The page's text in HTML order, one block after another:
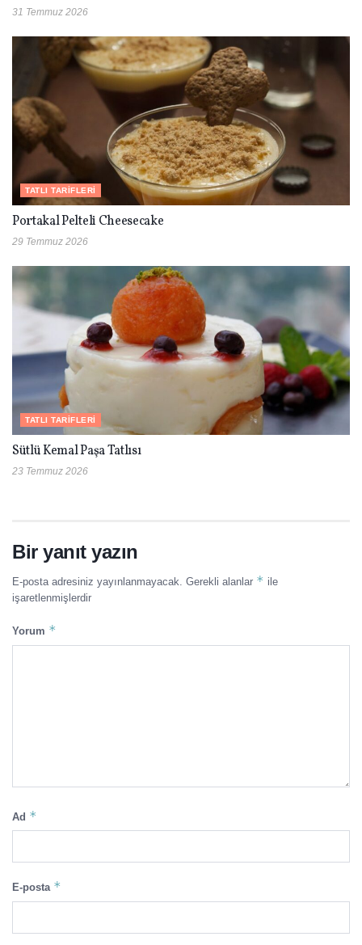
31 Temmuz 2026
TATLI TARIFLERI
Portakal Pelteli Cheesecake
29 Temmuz 2026
TATLI TARIFLERI
Sütlü Kemal Paşa Tatlısı
23 Temmuz 2026
Bir yanıt yazın
E-posta adresiniz yayınlanmayacak. Gerekli alanlar * ile
işaretlenmişlerdir
Yorum *
Ad *
E-posta *